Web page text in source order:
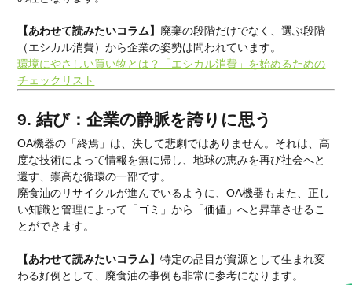
【あわせて読みたいコラム】 廃棄の段階だけでなく、選ぶ段階
（エシカル消費）から企業の姿勢は問われています。
環境にやさしい買い物とは？「エシカル消費」を始めるための
チェックリスト
9. 結び：企業の静脈を誇りに思う
OA機器の「終焉」は、決して悲劇ではありません。それは、高
度な技術によって情報を無に帰し、地球の恵みを再び社会へと
還す、崇高な循環の一部です。
廃食油のリサイクルが進んでいるように、OA機器もまた、正し
い知識と管理によって「ゴミ」から「価値」へと昇華させるこ
とができます。
【あわせて読みたいコラム】特定の品目が資源として生まれ変
わる好例として、廃食油の事例も非常に参考になります。